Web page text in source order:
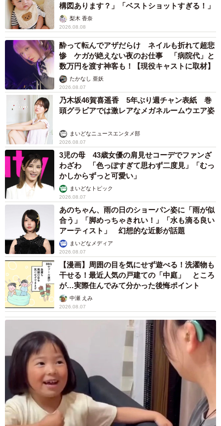
構図あります？」「ベストショットすぎる！」
梨木 香奈
2026.08.08
酔って転んでアザだらけ ネイルも折れて超悲
惨 ケガが絶えない夜のお仕事 「病院代」と
数万円を渡す神客も！【現役キャストに取材】
たかなし 亜妖
2026.08.07
乃木坂46賀喜遥香 5年ぶり週チャン表紙 巻
頭グラビアでは激レアなメガネルームウエア姿
まいどなニュースエンタメ部
2026.08.07
3児の母 43歳女優の肩見せコーデでファンざ
わざわ 「色っぽすぎて思わず二度見」「むっ
かしからずっと可愛い」
まいどなトピック
2026.08.07
あのちゃん、雨の日のショーパン姿に「雨が似
合う」「脚めっちゃきれい！」「水も滴る良い
アーティスト」 幻想的な近影が話題
まいどなメディア
2026.08.07
【漫画】周囲の目を気にせず遊べる！洗濯物も
干せる！最近人気の戸建ての「中庭」 ところ
が…実際住んでみて分かった後悔ポイント
中瀬 えみ
2026.08.07